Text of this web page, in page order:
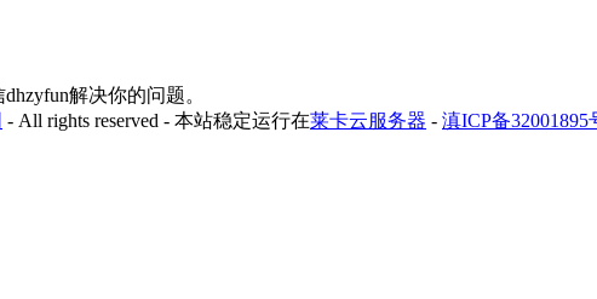
解决你的问题。
- All rights reserved - 本站稳定运行在莱卡云服务器 - 滇ICP备32001895